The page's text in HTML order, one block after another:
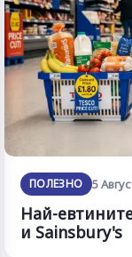
ПОЛЕЗНО 5
Най-
и Sainsbury's